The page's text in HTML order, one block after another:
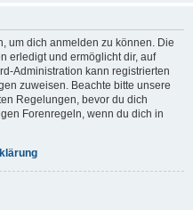
um dich anmelden zu können. Die
erledigt und ermöglicht dir, auf
Administration kann registrierten
zuweisen. Beachte bitte unsere
Regelungen, bevor du dich
Forenregeln, wenn du dich in